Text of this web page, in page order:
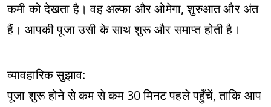
कमी को देखता है। वह अल्फा और ओमेगा, शुरुआत और अंत
हैं। आपकी पूजा उसी के साथ शुरू और समाप्त होती है।
व्यावहारिक सुझाव:
पूजा शुरू होने से कम से कम 30 मिनट पहले पहुँचें, ताकि आप